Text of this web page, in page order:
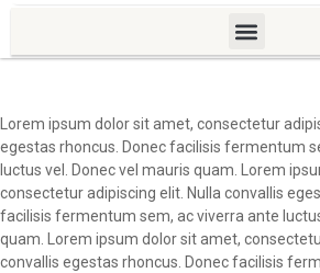
Lorem ipsum dolor sit amet, consectetur
egestas rhoncus. Donec facilisis fermentum
luctus vel. Donec vel mauris quam. Lorem
consectetur adipiscing elit. Nulla convallis
facilisis fermentum sem, ac viverra ante
quam. Lorem ipsum dolor sit amet,
convallis egestas rhoncus. Donec facilisis